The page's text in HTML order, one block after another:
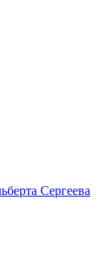
Сергеева